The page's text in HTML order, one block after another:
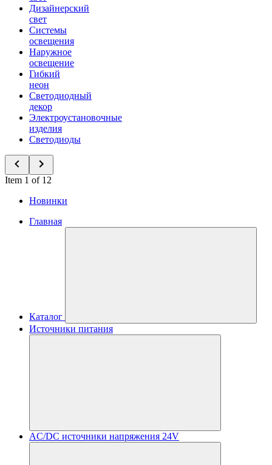
Дизайнерский
свет
Системы
освещения
Наружное
освещение
Гибкий
неон
Светодиодный
декор
Электроустановочные
изделия
Светодиоды
Item 1 of 12
Новинки
Главная
Каталог
Источники питания
AC/DC источники напряжения 24V